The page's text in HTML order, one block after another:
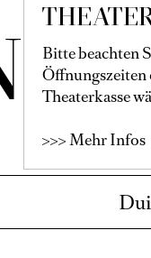
Bitte beachten
Öffnungszeiten
Theaterkasse
>>> Mehr Infos